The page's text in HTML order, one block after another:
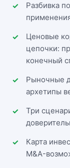
Разбивка
Ценовые
цепочки:
конечный
Рыночные
архетипы
Три
Карта
M&A-